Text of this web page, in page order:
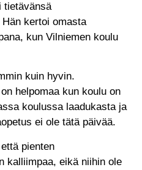
tietävänsä
kertoi omasta
kun Vilniemen koulu
kuin hyvin.
helpomaa kun koulu on
koulussa laadukasta ja
ei ole tätä päivää.
pienten
kalliimpaa, eikä niihin ole